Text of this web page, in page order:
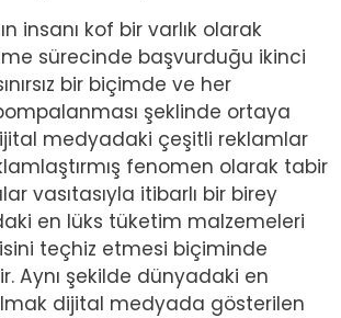
insanı kof bir varlık olarak
sürecinde başvurduğu ikinci
bir biçimde ve her
şeklinde ortaya
medyadaki çeşitli reklamlar
fenomen olarak tabir
vasıtasıyla itibarlı bir birey
en lüks tüketim malzemeleri
teçhiz etmesi biçiminde
Aynı şekilde dünyadaki en
dijital medyada gösterilen